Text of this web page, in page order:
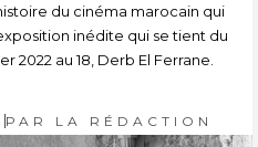
du cinéma marocain qui
inédite qui se tient du
2022 au 18, Derb El Ferrane.
PAR LA RÉDACTION